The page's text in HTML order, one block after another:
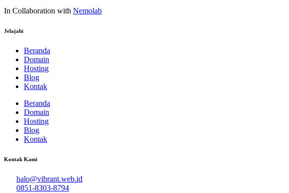
In Collaboration with Nemolab
Jelajahi
Beranda
Domain
Hosting
Blog
Kontak
Beranda
Domain
Hosting
Blog
Kontak
Kontak Kami
halo@vibrant.web.id
0851-8303-8794